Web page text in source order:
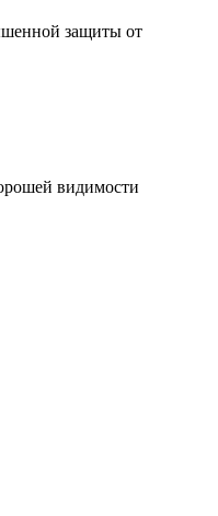
защиты от
видимости